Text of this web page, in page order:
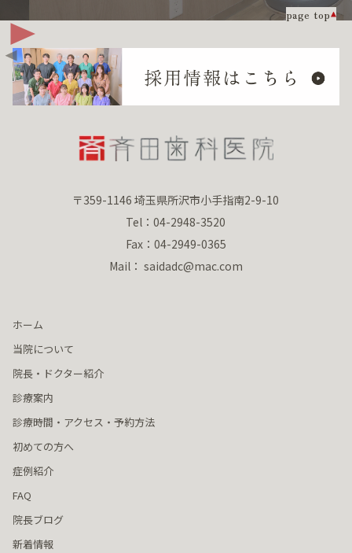
page top
〒359-1146 埼玉県所沢市小手指南2-9-10
Tel：04-2948-3520
Fax：04-2949-0365
Mail： saidadc@mac.com
ホーム
当院について
院長・ドクター紹介
診療案内
診療時間・アクセス・予約方法
初めての方へ
症例紹介
FAQ
院長ブログ
新着情報